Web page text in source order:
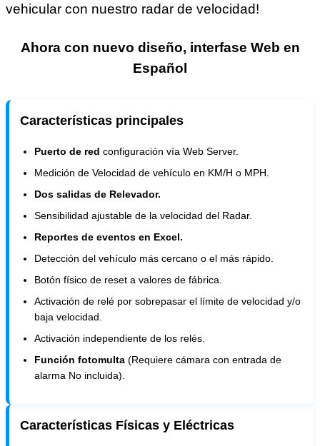
vehicular con nuestro radar de velocidad!
Ahora con nuevo diseño, interfase Web en
Español
Características principales
Puerto de red configuración vía Web Server.
Medición de Velocidad de vehículo en KM/H o MPH.
Dos salidas de Relevador.
Sensibilidad ajustable de la velocidad del Radar.
Reportes de eventos en Excel.
Detección del vehículo más cercano o el más rápido.
Botón físico de reset a valores de fábrica.
Activación de relé por sobrepasar el límite de velocidad y/o
baja velocidad.
Activación independiente de los relés.
Función fotomulta (Requiere cámara con entrada de
alarma No incluida).
Características Físicas y Eléctricas